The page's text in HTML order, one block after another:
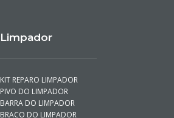
Limpador
KIT REPARO LIMPADOR
PIVO DO LIMPADOR
BARRA DO LIMPADOR
BRACO DO LIMPADOR